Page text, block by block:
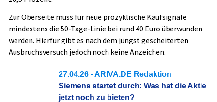
Zur Oberseite muss für neue prozyklische Kaufsignale
mindestens die 50-Tage-Linie bei rund 40 Euro überwunden
werden. Hierfür gibt es nach dem jüngst gescheiterten
Ausbruchsversuch jedoch noch keine Anzeichen.
27.04.26 - ARIVA.DE Redaktion
Siemens startet durch: Was hat die Aktie
jetzt noch zu bieten?